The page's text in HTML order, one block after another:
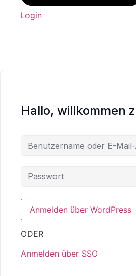
Login
Hallo, willkommen
ODER
Anmelden über SSO